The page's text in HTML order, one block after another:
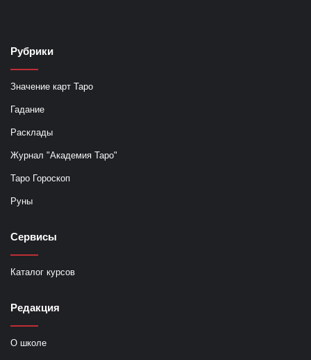
Рубрики
Значение карт Таро
Гадание
Расклады
Журнал "Академия Таро"
Таро Гороскоп
Руны
Сервисы
Каталог курсов
Редакция
О школе